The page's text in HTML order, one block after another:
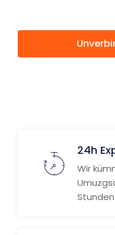
24h
Wir
Stunden.